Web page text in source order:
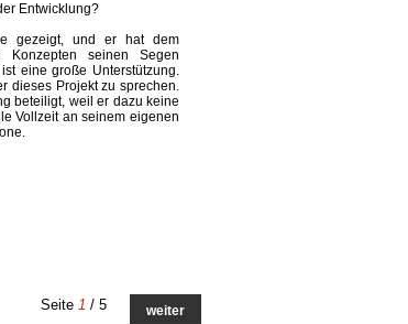
Entwicklung?
gezeigt, und er hat dem
Konzepten seinen Segen
eine große Unterstützung.
dieses Projekt zu sprechen.
beteiligt, weil er dazu keine
Vollzeit an seinem eigenen
Seite 1 / 5 weiter